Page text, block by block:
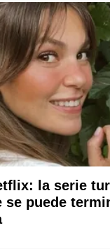
la serie
se puede